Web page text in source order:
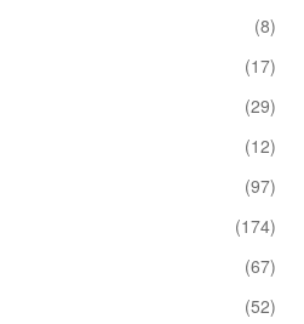
(8)
(17)
(29)
(12)
(97)
(174)
(67)
(52)